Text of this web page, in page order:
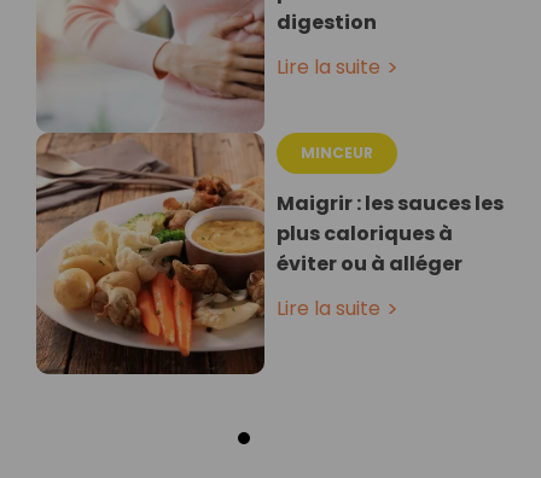
digestion
Lire la suite
MINCEUR
Maigrir : les sauces les
plus caloriques à
éviter ou à alléger
Lire la suite